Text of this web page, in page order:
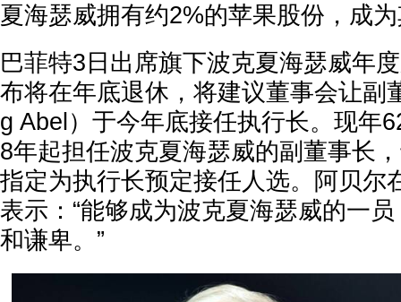
夏海瑟威拥有约2%的苹果股份，成
巴菲特3日出席旗下波克夏海瑟威年
布将在年底退休，将建议董事会让副
g Abel）于今年底接任执行长。现年
8年起担任波克夏海瑟威的副董事长
指定为执行长预定接任人选。阿贝尔
表示：“能够成为波克夏海瑟威的一
和谦卑。”